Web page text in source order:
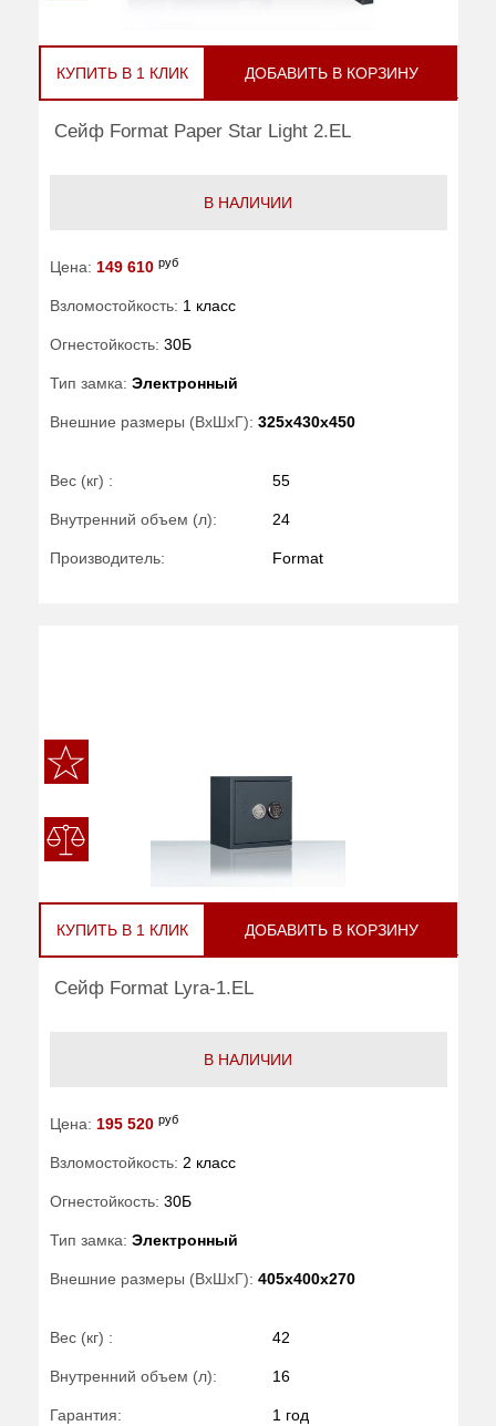
КУПИТЬ В 1 КЛИК ДОБАВИТЬ В КОРЗИНУ
Сейф Format Paper Star Light 2.EL
В НАЛИЧИИ
Цена: 149 610 руб
Взломостойкость: 1 класс
Огнестойкость: 30Б
Тип замка: Электронный
Внешние размеры (ВхШхГ): 325x430x450
Вес (кг) : 55
Внутренний объем (л): 24
Производитель: Format
КУПИТЬ В 1 КЛИК ДОБАВИТЬ В КОРЗИНУ
Сейф Format Lyra-1.EL
В НАЛИЧИИ
Цена: 195 520 руб
Взломостойкость: 2 класс
Огнестойкость: 30Б
Тип замка: Электронный
Внешние размеры (ВхШхГ): 405x400x270
Вес (кг) : 42
Внутренний объем (л): 16
Гарантия: 1 год